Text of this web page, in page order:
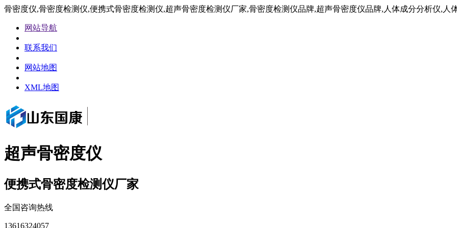
骨密度仪,骨密度检测仪,便携式骨密度检测仪,超声骨密度检测仪厂家,骨密度检测仪品牌,超声骨密度仪品牌,人体成分分析仪,人
网站导航
联系我们
网站地图
XML地图
超声骨密度仪
便携式骨密度检测仪厂家
全国咨询热线
13616324057